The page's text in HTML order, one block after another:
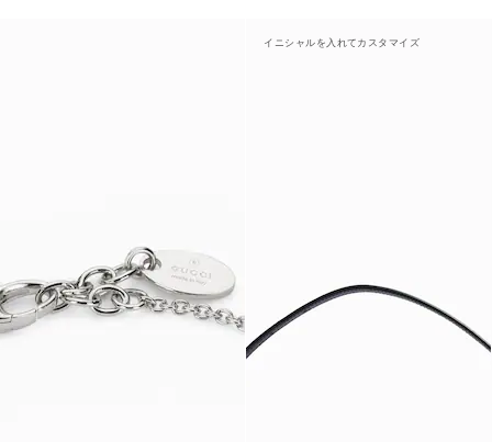
イニシャルを入れてカスタマイズ